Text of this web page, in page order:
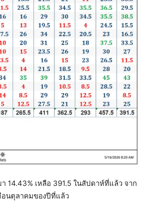
14.43% เหลือ 391.5 ในสัปดาห์ที่แล้ว จาก
อนตุลาคมของปีที่แล้ว